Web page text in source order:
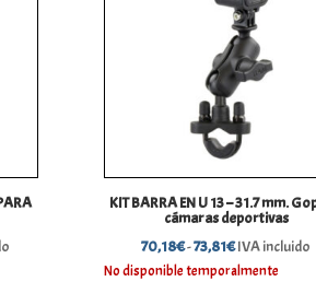
KIT BARRA EN U 13 – 31.7 mm.
cámaras deportivas
70,18€-73,81€Rango
de
IVA incluido
No disponible temporalmente